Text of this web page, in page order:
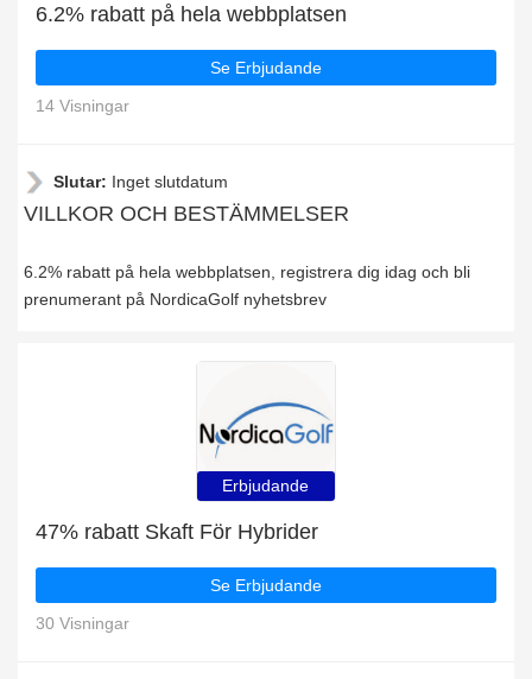
6.2% rabatt på hela webbplatsen
Se Erbjudande
14 Visningar
Slutar: Inget slutdatum
VILLKOR OCH BESTÄMMELSER
6.2% rabatt på hela webbplatsen, registrera dig idag och bli
prenumerant på NordicaGolf nyhetsbrev
Erbjudande
47% rabatt Skaft För Hybrider
Se Erbjudande
30 Visningar